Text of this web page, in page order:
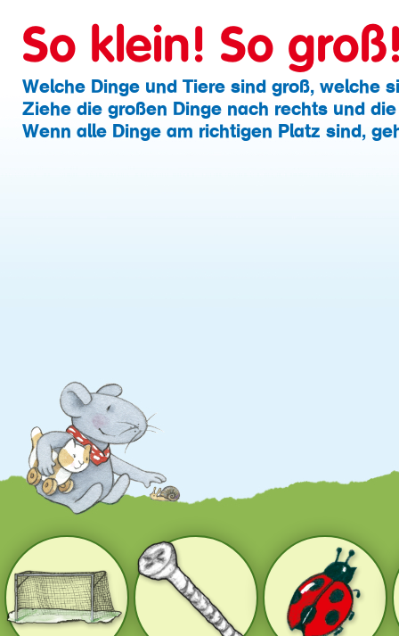
So klein! So
Welche Dinge und Tiere sind groß, welche
Ziehe die großen Dinge nach rechts und
Wenn alle Dinge am richtigen Platz sind,